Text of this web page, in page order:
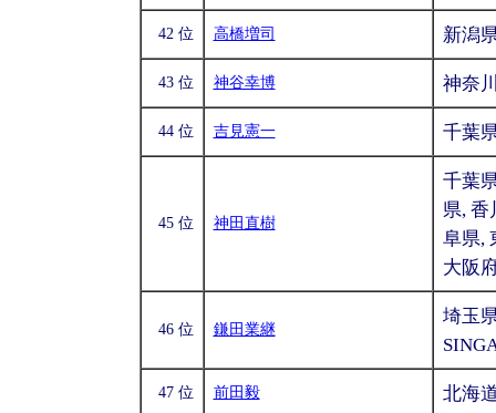
42 位 高橋増司 新潟
43 位 神谷幸博 神奈
44 位 吉見憲一 千葉
45 位 神田直樹
千葉
県, 香
阜県,
大阪
46 位 鎌田業継
埼玉
47 位 前田毅 北海